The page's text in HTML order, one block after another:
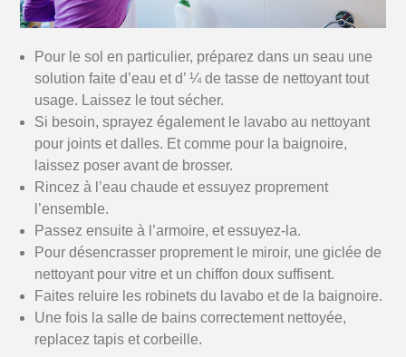
Pour le sol en particulier, préparez dans un seau une
solution faite d’eau et d’ ¼ de tasse de nettoyant tout
usage. Laissez le tout sécher.
Si besoin, sprayez également le lavabo au nettoyant
pour joints et dalles. Et comme pour la baignoire,
laissez poser avant de brosser.
Rincez à l’eau chaude et essuyez proprement
l’ensemble.
Passez ensuite à l’armoire, et essuyez-la.
Pour désencrasser proprement le miroir, une giclée de
nettoyant pour vitre et un chiffon doux suffisent.
Faites reluire les robinets du lavabo et de la baignoire.
Une fois la salle de bains correctement nettoyée,
replacez tapis et corbeille.